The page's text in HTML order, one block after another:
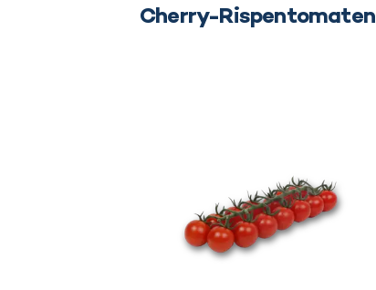
Cherry-Rispentomaten